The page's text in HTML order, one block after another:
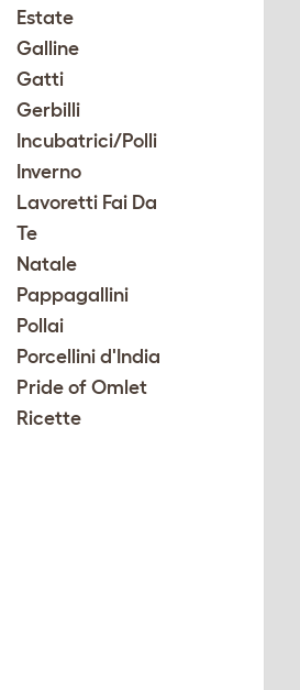
Estate
Galline
Gatti
Gerbilli
Incubatrici/Polli
Inverno
Lavoretti Fai Da
Te
Natale
Pappagallini
Pollai
Porcellini d'India
Pride of Omlet
Ricette